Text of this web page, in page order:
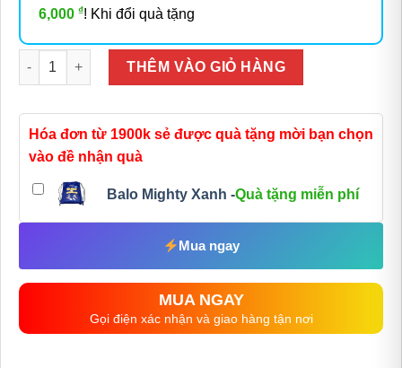
6,000 ₫! Khi đổi quà tặng
Số lượng
THÊM VÀO GIỎ HÀNG
Hóa đơn từ 1900k sẻ được quà tặng mời bạn chọn
vào đề nhận quà
Balo Mighty Xanh -Quà tặng miễn phí
Mua ngay
MUA NGAY
Gọi điện xác nhận và giao hàng tận nơi